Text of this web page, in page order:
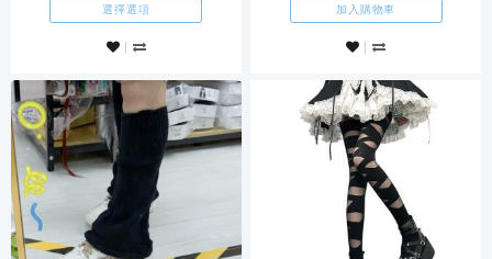
鞋
選擇選項 加入購物車